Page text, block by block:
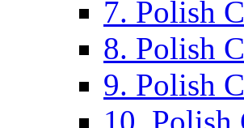
7. Polish
8. Polish
9. Polish
10.